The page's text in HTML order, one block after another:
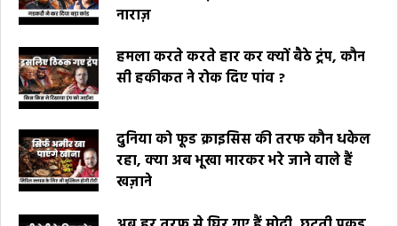
नाराज़
हमला करते करते हार कर क्यों बैठे ट्रंप, कौन
सी हकीकत ने रोक दिए पांव ?
दुनिया को फूड क्राइसिस की तरफ कौन धकेल
रहा, क्या अब भूखा मारकर भरे जाने वाले हैं
खज़ाने